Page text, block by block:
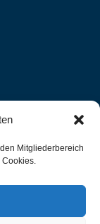
Mitgliederbereich
Cookies.